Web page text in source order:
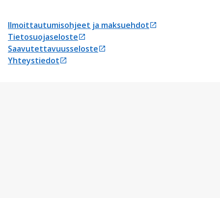
Ilmoittautumisohjeet ja maksuehdot
Avautuu uudessa välilehdessä
Tietosuojaseloste
Avautuu uudessa välilehdessä
Saavutettavuusseloste
Avautuu uudessa välilehdessä
Yhteystiedot
Avautuu uudessa välilehdessä